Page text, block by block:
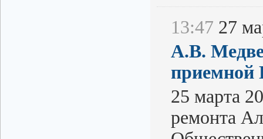
13:47 27
А.В.
приемной
25 марта
ремонта